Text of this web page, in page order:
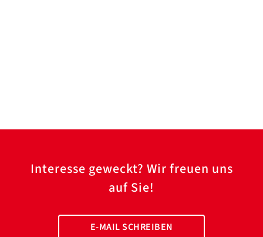
Interesse geweckt? Wir freuen uns
auf Sie!
E-MAIL SCHREIBEN